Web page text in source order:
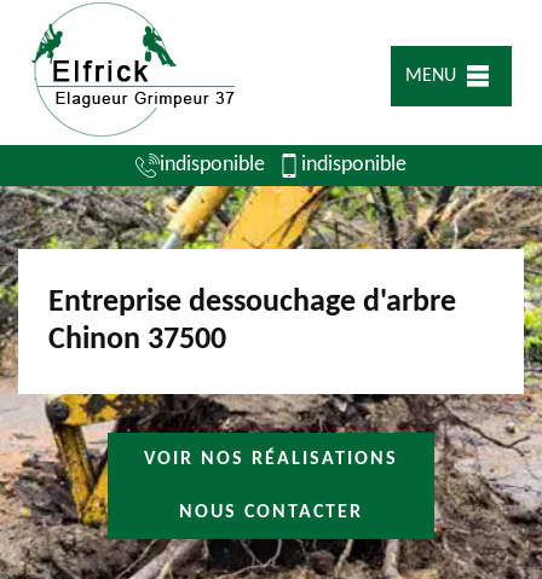
MENU
indisponible indisponible
Entreprise dessouchage d'arbre
Chinon 37500
VOIR NOS RÉALISATIONS
NOUS CONTACTER